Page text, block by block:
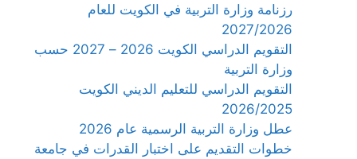
رزنامة وزارة التربية في الكويت للعام
2027/2026
التقويم الدراسي الكويت 2026 – 2027 حسب
وزارة التربية
التقويم الدراسي للتعليم الديني الكويت
2026/2025
عطل وزارة التربية الرسمية عام 2026
خطوات التقديم على اختبار القدرات في جامعة